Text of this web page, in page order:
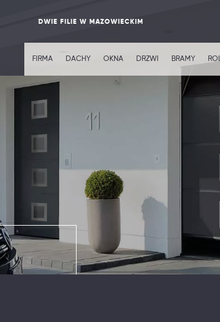
DWIE FILIE W MAZOWIECKIM
FIRMA DACHY OKNA DRZWI BRAMY